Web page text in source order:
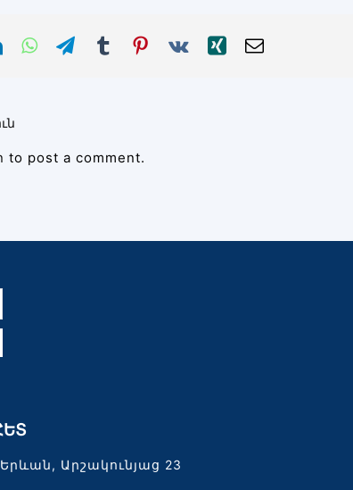
to post a comment.
Արշակունյաց 23